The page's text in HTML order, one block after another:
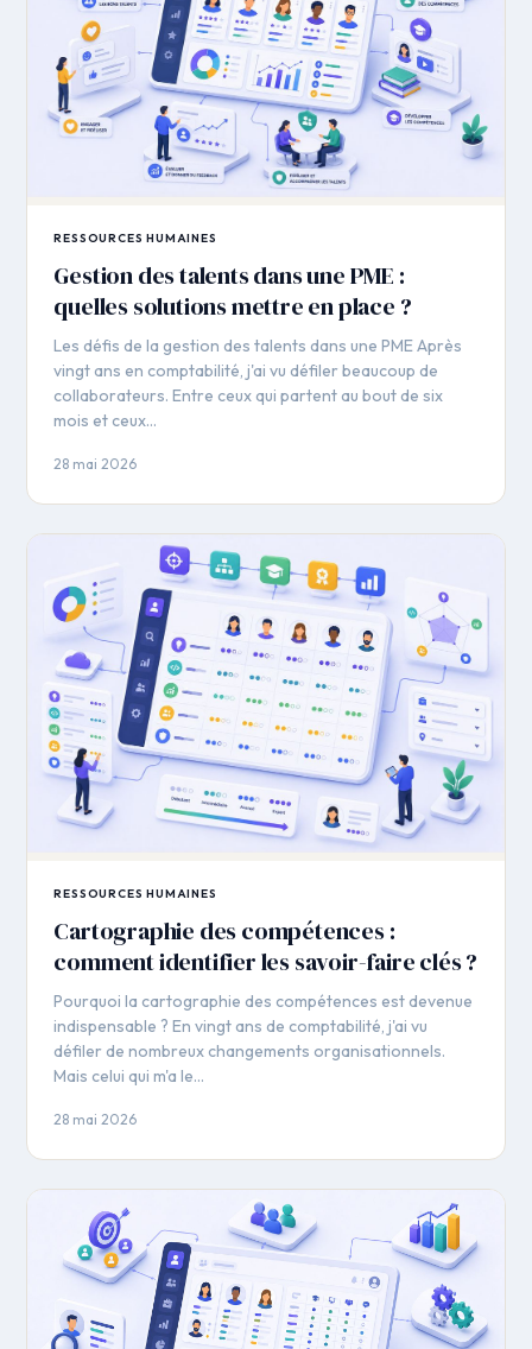
RESSOURCES HUMAINES
Gestion des talents dans une PME :
quelles solutions mettre en place ?
Les défis de la gestion des talents dans une PME Après
vingt ans en comptabilité, j'ai vu défiler beaucoup de
collaborateurs. Entre ceux qui partent au bout de six
mois et ceux…
28 mai 2026
RESSOURCES HUMAINES
Cartographie des compétences :
comment identifier les savoir-faire clés ?
Pourquoi la cartographie des compétences est devenue
indispensable ? En vingt ans de comptabilité, j'ai vu
défiler de nombreux changements organisationnels.
Mais celui qui m'a le…
28 mai 2026